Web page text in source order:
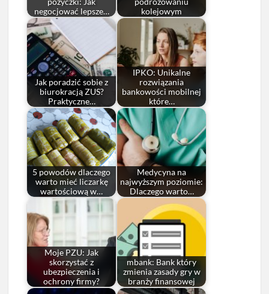
negocjować lepsze…
kolejowym
Jak poradzić sobie z
biurokracją ZUS?
Praktyczne…
IPKO: Unikalne
rozwiązania
bankowości mobilnej
które…
5 powodów dlaczego
warto mieć liczarkę
wartościową w…
Medycyna na
najwyższym poziomie:
Dlaczego warto…
Moje PZU: Jak
skorzystać z
ubezpieczenia i
ochrony firmy?
mbank: Bank który
zmienia zasady gry w
branży finansowej